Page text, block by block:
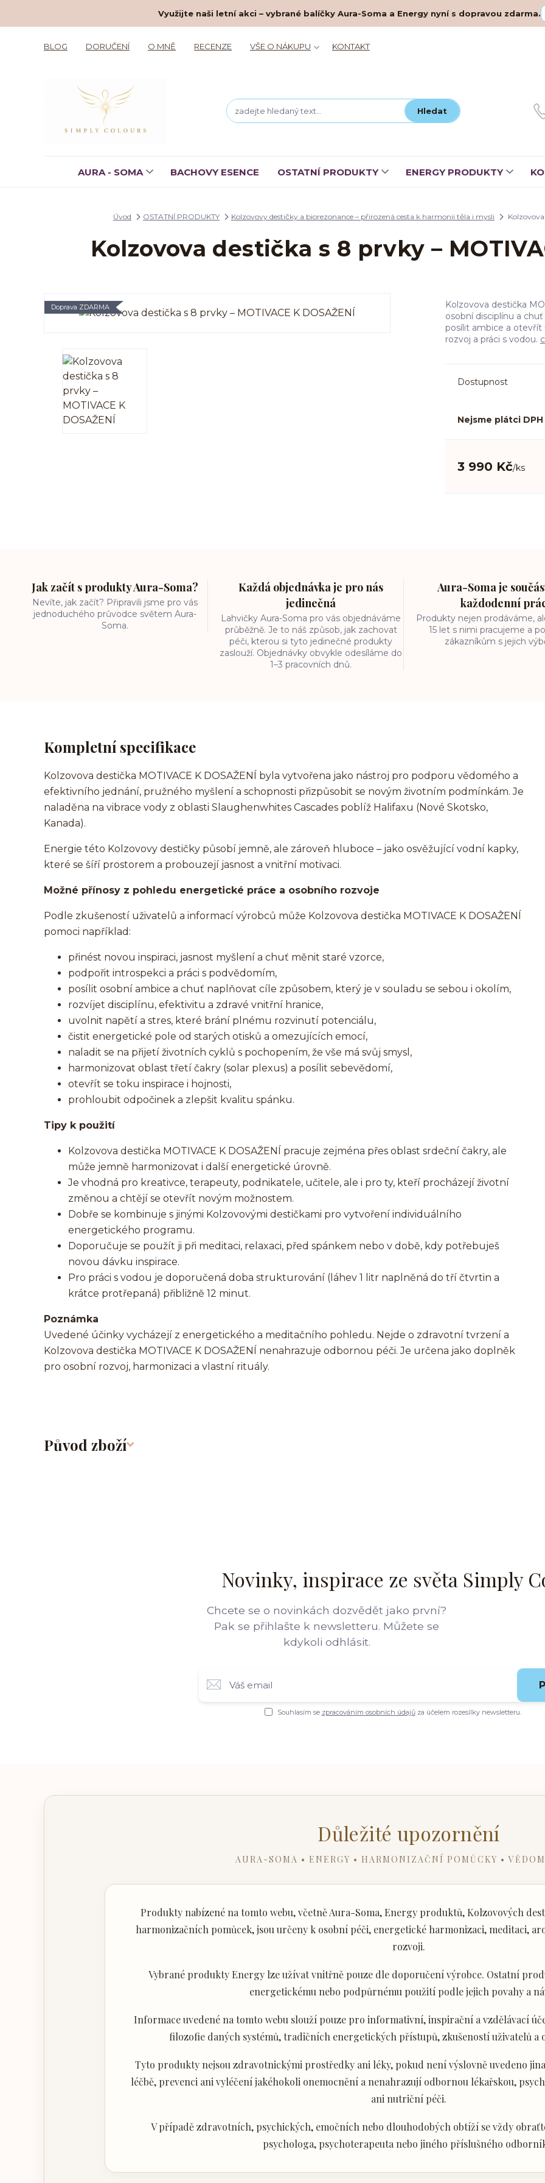
Využijte naši letní akci – vybrané balíčky Aura-Soma a Energy nyní s dopravou zdarma.
BLOG DORUČENÍ O MNĚ RECENZE VŠE O NÁKUPU KONTAKT
Hledat
AURA - SOMA BACHOVY ESENCE OSTATNÍ PRODUKTY ENERGY PRODUKTY
Úvod OSTATNÍ PRODUKTY Kolzovovy destičky a biorezonance – přirozená cesta k harmonii těla i mysli
Kolzovova destička s 8 prvky –
Doprava ZDARMA
Kolzovova destička
osobní disciplínu a
posílit ambice a
rozvoj a práci s vodou.
Dostupnost
Nejsme plátci DPH
3 990 Kč/ks
Jak začít s produkty Aura-Soma?
Nevíte, jak začít? Připravili jsme pro vás
jednoduchého průvodce světem Aura-
Soma.
Každá objednávka je pro nás
jedinečná
Lahvičky Aura-Soma pro vás objednáváme
průběžně. Je to náš způsob, jak zachovat
péči, kterou si tyto jedinečné produkty
zaslouží. Objednávky obvykle odesíláme do
1–3 pracovních dnů.
Aura-Soma je
každodenní
Produkty nejen prodáváme,
15 let s nimi pracujeme a
zákazníkům s jejich
Kompletní specifikace
Kolzovova destička MOTIVACE K DOSAŽENÍ byla vytvořena jako nástroj pro podporu vědomého a
efektivního jednání, pružného myšlení a schopnosti přizpůsobit se novým životním podmínkám. Je
naladěna na vibrace vody z oblasti Slaughenwhites Cascades poblíž Halifaxu (Nové Skotsko,
Kanada).
Energie této Kolzovovy destičky působí jemně, ale zároveň hluboce – jako osvěžující vodní kapky,
které se šíří prostorem a probouzejí jasnost a vnitřní motivaci.
Možné přínosy z pohledu energetické práce a osobního rozvoje
Podle zkušeností uživatelů a informací výrobců může Kolzovova destička MOTIVACE K DOSAŽENÍ
pomoci například:
přinést novou inspiraci, jasnost myšlení a chuť měnit staré vzorce,
podpořit introspekci a práci s podvědomím,
posílit osobní ambice a chuť naplňovat cíle způsobem, který je v souladu se sebou i okolím,
rozvíjet disciplínu, efektivitu a zdravé vnitřní hranice,
uvolnit napětí a stres, které brání plnému rozvinutí potenciálu,
čistit energetické pole od starých otisků a omezujících emocí,
naladit se na přijetí životních cyklů s pochopením, že vše má svůj smysl,
harmonizovat oblast třetí čakry (solar plexus) a posílit sebevědomí,
otevřít se toku inspirace i hojnosti,
prohloubit odpočinek a zlepšit kvalitu spánku.
Tipy k použití
Kolzovova destička MOTIVACE K DOSAŽENÍ pracuje zejména přes oblast srdeční čakry, ale
může jemně harmonizovat i další energetické úrovně.
Je vhodná pro kreativce, terapeuty, podnikatele, učitele, ale i pro ty, kteří procházejí životní
změnou a chtějí se otevřít novým možnostem.
Dobře se kombinuje s jinými Kolzovovými destičkami pro vytvoření individuálního
energetického programu.
Doporučuje se použít ji při meditaci, relaxaci, před spánkem nebo v době, kdy potřebuješ
novou dávku inspirace.
Pro práci s vodou je doporučená doba strukturování (láhev 1 litr naplněná do tří čtvrtin a
krátce protřepaná) přibližně 12 minut.
Poznámka
Uvedené účinky vycházejí z energetického a meditačního pohledu. Nejde o zdravotní tvrzení a
Kolzovova destička MOTIVACE K DOSAŽENÍ nenahrazuje odbornou péči. Je určena jako doplněk
pro osobní rozvoj, harmonizaci a vlastní rituály.
Původ zboží
Novinky, inspirace ze světa Simply
Chcete se o novinkách dozvědět jako první?
Pak se přihlašte k newsletteru. Můžete se
kdykoli odhlásit.
Souhlasím se zpracováním osobních údajůza účelem rozesílky newsletteru.
Důležité upozornění
AURA-SOMA • ENERGY • HARMONIZAČNÍ POMŮCKY •
Produkty nabízené na tomto webu, včetně Aura-Soma, Energy produktů, Kolzovových
harmonizačních pomůcek, jsou určeny k osobní péči, energetické harmonizaci, meditaci,
rozvoji.
Vybrané produkty Energy lze užívat vnitřně pouze dle doporučení výrobce. Ostatní
energetickému nebo podpůrnému použití podle jejich povahy a
Informace uvedené na tomto webu slouží pouze pro informativní, inspirační a vzdělávací
filozofie daných systémů, tradičních energetických přístupů, zkušeností uživatelů a
Tyto produkty nejsou zdravotnickými prostředky ani léky, pokud není výslovně uvedeno
léčbě, prevenci ani vyléčení jakéhokoli onemocnění a nenahrazují odbornou lékařskou,
ani nutriční péči.
V případě zdravotních, psychických, emočních nebo dlouhodobých obtíží se vždy
psychologa, psychoterapeuta nebo jiného příslušného